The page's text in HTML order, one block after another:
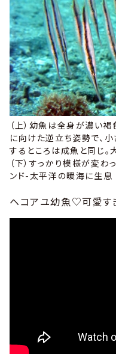
（ 上）幼魚は全身が濃い褐
に向けた逆立ち姿勢で、
するところは成魚と同じ
（下）すっかり模様が変わ
ンド-太平洋の暖海に生息
ヘコアユ幼魚♡可愛す